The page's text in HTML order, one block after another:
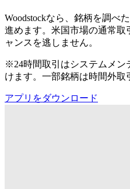
Woodstockなら、銘柄を調べ
進めます。米国市場の通常取
ャンスを逃しません。
※24時間取引はシステムメン
けます。一部銘柄は時間外取
アプリをダウンロード